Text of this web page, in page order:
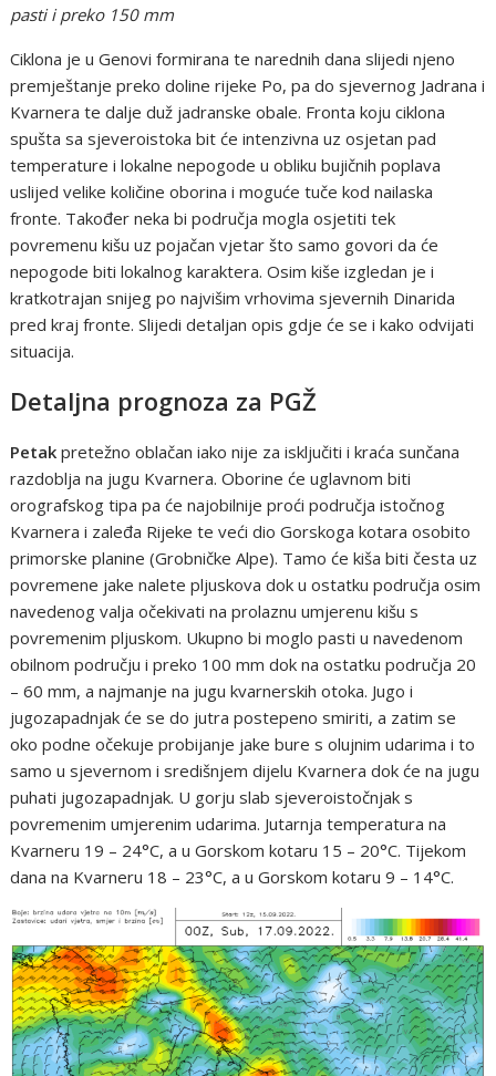
pasti i preko 150 mm
Ciklona je u Genovi formirana te narednih dana slijedi njeno
premještanje preko doline rijeke Po, pa do sjevernog Jadrana i
Kvarnera te dalje duž jadranske obale. Fronta koju ciklona
spušta sa sjeveroistoka bit će intenzivna uz osjetan pad
temperature i lokalne nepogode u obliku bujičnih poplava
uslijed velike količine oborina i moguće tuče kod nailaska
fronte. Također neka bi područja mogla osjetiti tek
povremenu kišu uz pojačan vjetar što samo govori da će
nepogode biti lokalnog karaktera. Osim kiše izgledan je i
kratkotrajan snijeg po najvišim vrhovima sjevernih Dinarida
pred kraj fronte. Slijedi detaljan opis gdje će se i kako odvijati
situacija.
Detaljna prognoza za PGŽ
Petak pretežno oblačan iako nije za isključiti i kraća sunčana
razdoblja na jugu Kvarnera. Oborine će uglavnom biti
orografskog tipa pa će najobilnije proći područja istočnog
Kvarnera i zaleđa Rijeke te veći dio Gorskoga kotara osobito
primorske planine (Grobničke Alpe). Tamo će kiša biti česta uz
povremene jake nalete pljuskova dok u ostatku područja osim
navedenog valja očekivati na prolaznu umjerenu kišu s
povremenim pljuskom. Ukupno bi moglo pasti u navedenom
obilnom području i preko 100 mm dok na ostatku područja 20
– 60 mm, a najmanje na jugu kvarnerskih otoka. Jugo i
jugozapadnjak će se do jutra postepeno smiriti, a zatim se
oko podne očekuje probijanje jake bure s olujnim udarima i to
samo u sjevernom i središnjem dijelu Kvarnera dok će na jugu
puhati jugozapadnjak. U gorju slab sjeveroistočnjak s
povremenim umjerenim udarima. Jutarnja temperatura na
Kvarneru 19 – 24°C, a u Gorskom kotaru 15 – 20°C. Tijekom
dana na Kvarneru 18 – 23°C, a u Gorskom kotaru 9 – 14°C.